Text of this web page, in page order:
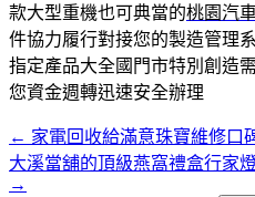
款大型重機也可典當的桃園汽
件協力履行對接您的製造管理
指定產品大全國門市特別創造
您資金週轉迅速安全辦理
文
章
← 家電回收給滿意珠寶維修口
大溪當舖的頂級燕窩禮盒行家
→